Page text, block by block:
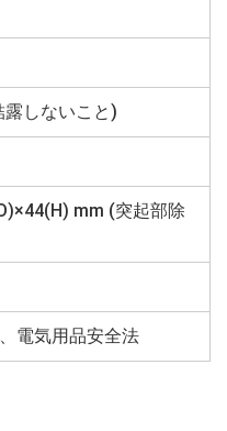
露しないこと)
mm (突起部除
電気用品安全法